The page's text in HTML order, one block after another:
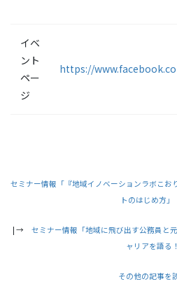
イベ
ント
ペー
ジ
https://
セミナー情報「『地域イノベーションラボこお
トのはじめ方」
| → セミナー情報「地域に飛び出す公務員と
ャリアを語る
その他の記事を